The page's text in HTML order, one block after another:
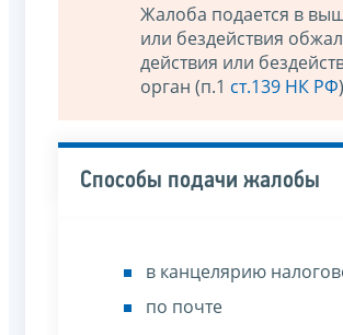
Жалоба подается в
или бездействия
действия или
орган (п.1 ст.139 НК РФ
Способы подачи жалобы
в канцелярию
по почте